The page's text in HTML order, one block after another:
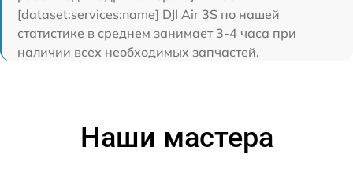
[dataset:services:name] DJI Air 3S по нашей
статистике в среднем занимает 3-4 часа при
наличии всех необходимых запчастей.
Наши мастера